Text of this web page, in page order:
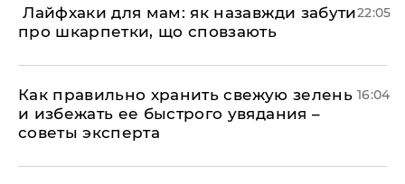
​ Лайфхаки для мам: як назавжди забути
про шкарпетки, що сповзають
22:05
Как правильно хранить свежую зелень
и избежать ее быстрого увядания –
советы эксперта
16:04